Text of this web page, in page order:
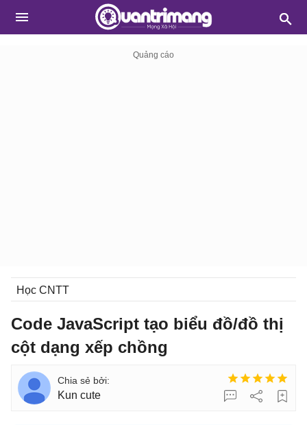
Học CNTT
Code JavaScript tạo biểu đồ/đồ thị
cột dạng xếp chồng
Kun cute